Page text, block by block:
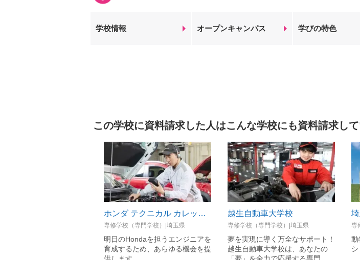
学校情報 オープンキャンパス 学びの特色
この学校に資料請求した人はこんな学校にも資料請求して
ホンダ テクニカル カレッジ 関東
専修学校（専門学校）|埼玉県
明日のHondaを担うエンジニアを
育成するため、あらゆる機会を提
越生自動車大学校
専修学校（専門学校）|埼玉県
夢を実現に導く万全なサポート！
越生自動車大学校は、あなたの
専
動
シ